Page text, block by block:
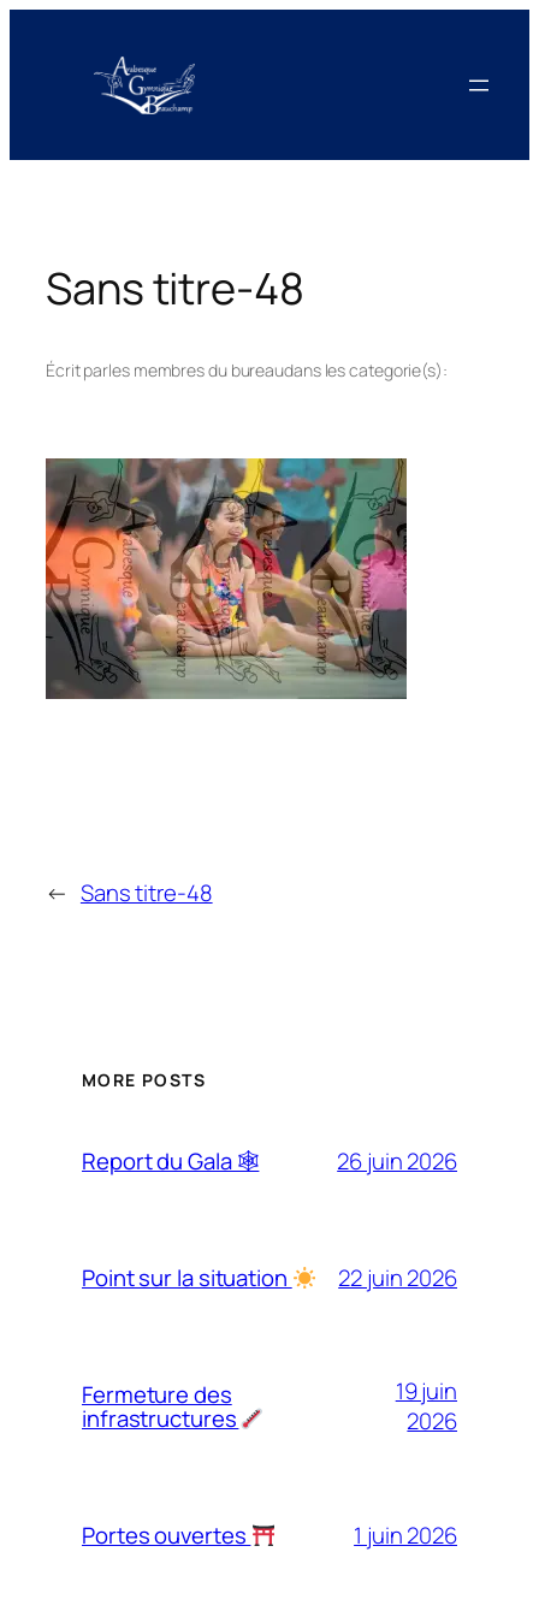
contenu
Sans titre-48
Écrit parles membres du bureaudans les categorie(s):
← Sans titre-48
MORE POSTS
Report du Gala 🕸 26 juin 2026
Point sur la situation 22 juin 2026
Fermeture des
infrastructures
19 juin
2026
Portes ouvertes 1 juin 2026